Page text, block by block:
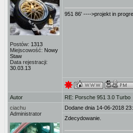
Postów: 1313
Miejscowość: Nowy
Staw
Data rejestracji:
30.03.13
951 86' ---->projekt in
Autor
RE: Porsche 951 3.0 Turbo
ciachu
Administrator
Dodane dnia 14-06-2018
Zdecydowanie.